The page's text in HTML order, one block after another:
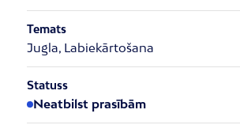
Temats
Jugla, Labiekārtošana
Statuss
Neatbilst prasībām